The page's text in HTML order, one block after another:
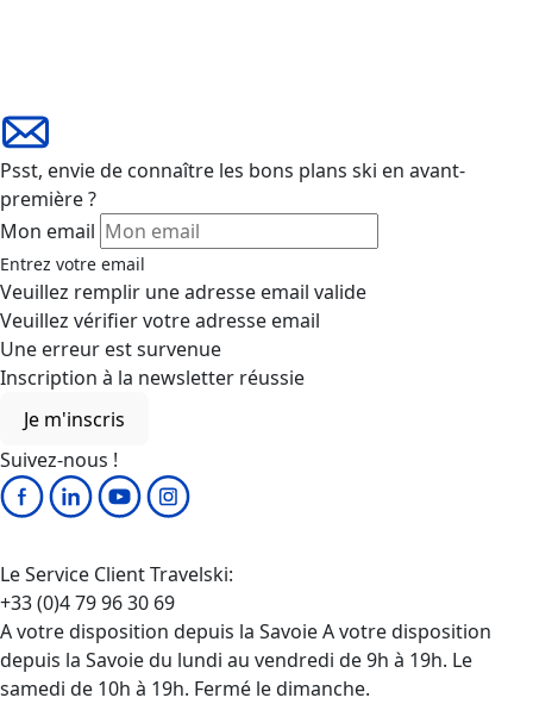
Psst, envie de connaître les bons plans ski en avant-
première ?
Mon email
Entrez votre email
Veuillez remplir une adresse email valide
Veuillez vérifier votre adresse email
Une erreur est survenue
Inscription à la newsletter réussie
Je m'inscris
Suivez-nous !
Le Service Client Travelski:
+33 (0)4 79 96 30 69
A votre disposition depuis la Savoie A votre disposition
depuis la Savoie du lundi au vendredi de 9h à 19h. Le
samedi de 10h à 19h. Fermé le dimanche.